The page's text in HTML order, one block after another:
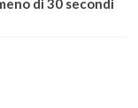
di 30 secondi